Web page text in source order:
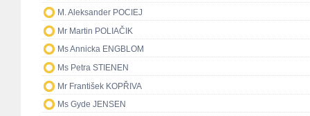
M. Aleksander POCIEJ
Mr Martin POLIAČIK
Ms Annicka ENGBLOM
Ms Petra STIENEN
Mr František KOPŘIVA
Ms Gyde JENSEN